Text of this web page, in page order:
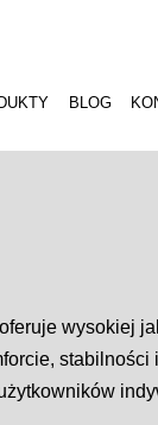
BLOG
wysokiej
stabilności